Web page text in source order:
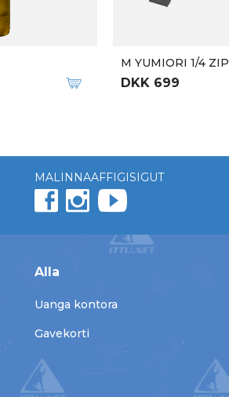
M YUMIORI 1/4 ZIP
DKK 699
MALINNAAFFIGISIGUT
Alla
Uanga kontora
Gavekorti